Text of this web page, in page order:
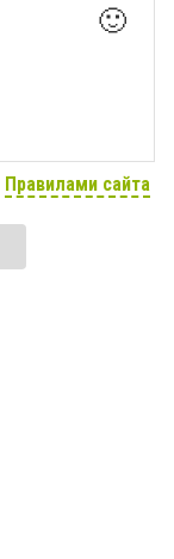
🙂
Правилами сайта